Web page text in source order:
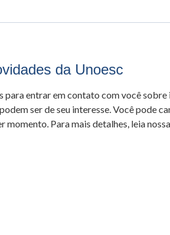
da Unoesc
para entrar em contato com você
ser de seu interesse. Você pode
momento. Para mais detalhes, leia nossa